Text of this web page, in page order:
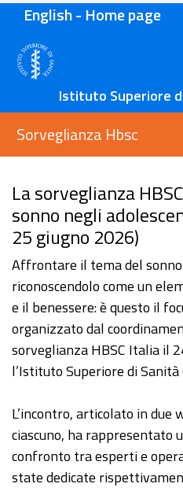
English - Home page
Istituto Superiore
Sorveglianza Hbsc
La sorveglianza
sonno negli
25 giugno 2026)
Affrontare il tema del
riconoscendolo come un
e il benessere: è questo il
organizzato dal
sorveglianza HBSC Italia il
l’Istituto Superiore di Sanità
L’incontro, articolato in due
ciascuno, ha rappresentato
confronto tra esperti e
state dedicate